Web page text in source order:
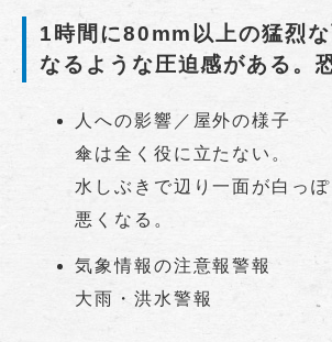
1時間に80mm以上の猛烈な
なるような圧迫感がある。
人への影響／屋外の様子
傘は全く役に立たない。
水しぶきで辺り一面が白っ
悪くなる。
気象情報の注意報警報
大雨・洪水警報